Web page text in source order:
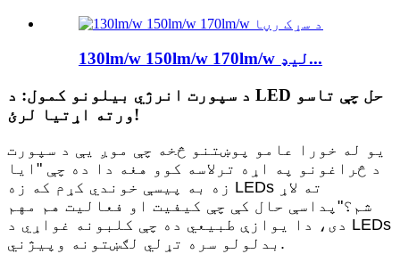
130lm/w 150lm/w 170lm/w لیډ...
د سپورت انرژي بیلونو کمول: د LED حل چې تاسو
ورته اړتیا لرئ!
یو له خورا عامو پوښتنو څخه چې موږ یې د سپورت
د څراغونو په اړه ترلاسه کوو هغه دا ده چې "ایا
زه به پیسې خوندي کړم که زه LEDs ته لاړ
شم؟"پداسې حال کې چې کیفیت او فعالیت هم مهم
دی، دا یوازې طبیعي ده چې کلبونه غواړي د LEDs
بدلولو سره تړلي لګښتونه وپیژني.